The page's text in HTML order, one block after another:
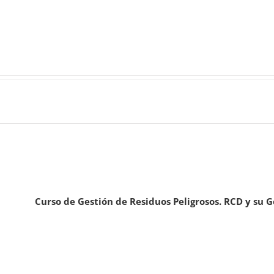
Curso de Gestión de Residuos Peligrosos. RCD y su